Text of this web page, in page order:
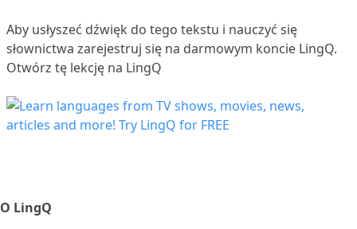
Aby usłyszeć dźwięk do tego tekstu i nauczyć się
słownictwa zarejestruj się na darmowym koncie LingQ.
Otwórz tę lekcję na LingQ
O LingQ